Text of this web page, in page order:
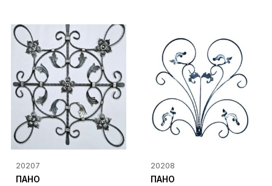
20207
ПАНО
20208
ПАНО